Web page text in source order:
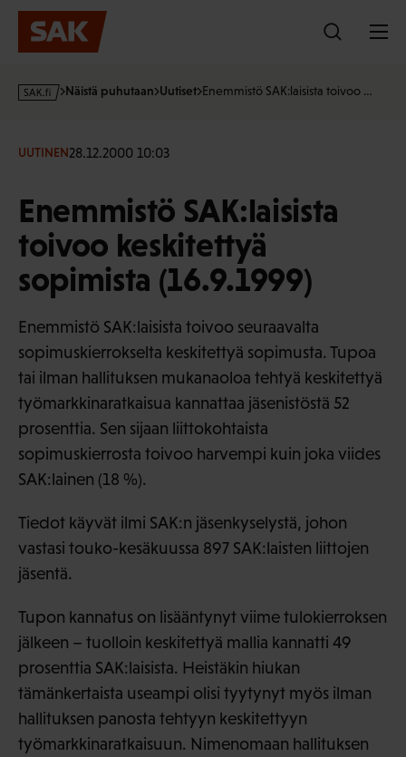
Hyppää
sisältöön
s
·
Näistä puhutaan Uutiset Enemmistö SAK:laisista toivoo …
UUTINEN28.12.2000 10:03
Enemmistö SAK:laisista
toivoo keskitettyä
sopimista (16.9.1999)
Enemmistö SAK:laisista toivoo seuraavalta
sopimuskierrokselta keskitettyä sopimusta. Tupoa
tai ilman hallituksen mukanaoloa tehtyä keskitettyä
työmarkkinaratkaisua kannattaa jäsenistöstä 52
prosenttia. Sen sijaan liittokohtaista
sopimuskierrosta toivoo harvempi kuin joka viides
SAK:lainen (18 %).
Tiedot käyvät ilmi SAK:n jäsenkyselystä, johon
vastasi touko-kesäkuussa 897 SAK:laisten liittojen
jäsentä.
Tupon kannatus on lisääntynyt viime tulokierroksen
jälkeen – tuolloin keskitettyä mallia kannatti 49
prosenttia SAK:laisista. Heistäkin hiukan
tämänkertaista useampi olisi tyytynyt myös ilman
hallituksen panosta tehtyyn keskitettyyn
työmarkkinaratkaisuun. Nimenomaan hallituksen